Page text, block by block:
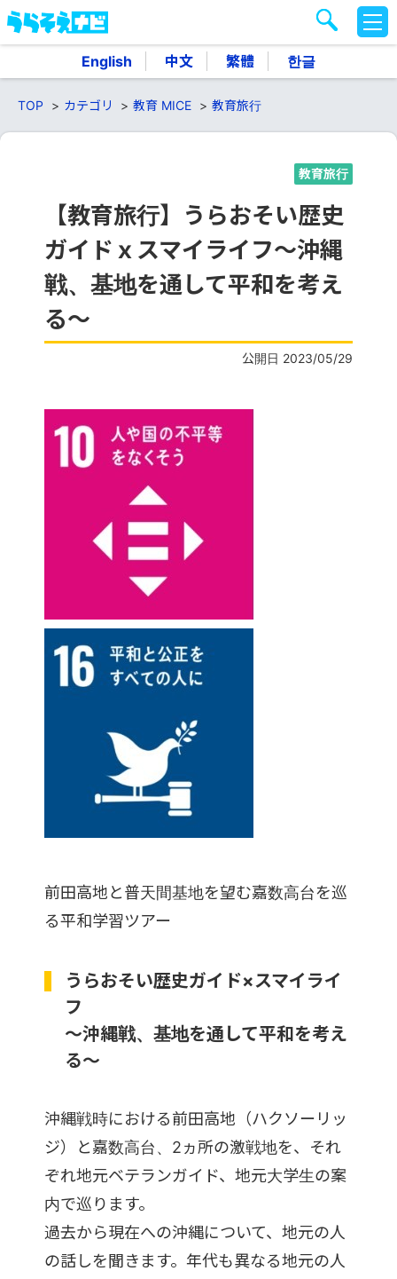
English 中文 繁體 한글
M
E
TOP カテゴリ 教育 MICE 教育旅行
教育旅行
【教育旅行】うらおそい歴史
ガイドｘスマイライフ～沖縄
戦、基地を通して平和を考え
る～
公開日 2023/05/29
前田高地と普天間基地を望む嘉数高台を巡
る平和学習ツアー
うらおそい歴史ガイド×スマイライ
フ
～沖縄戦、基地を通して平和を考え
る～
沖縄戦時における前田高地（ハクソーリッ
ジ）と嘉数高台、2ヵ所の激戦地を、それ
ぞれ地元ベテランガイド、地元大学生の案
内で巡ります。
過去から現在への沖縄について、地元の人
の話しを聞きます。年代も異なる地元の人